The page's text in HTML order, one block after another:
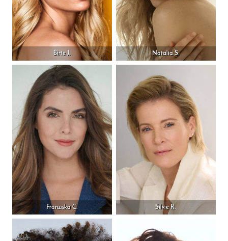
Birte J. Natalia S.
Franziska C. Silvie R.